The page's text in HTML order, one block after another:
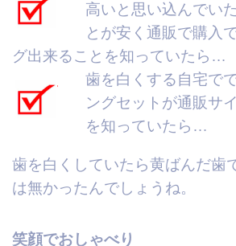
高いと思い込んでい
とが安く通販で購入
グ出来ることを知っていたら…
歯を白くする自宅で
ングセットが通販サ
を知っていたら…
歯を白くしていたら黄ばんだ歯
は無かったんでしょうね。
笑顔でおしゃべり